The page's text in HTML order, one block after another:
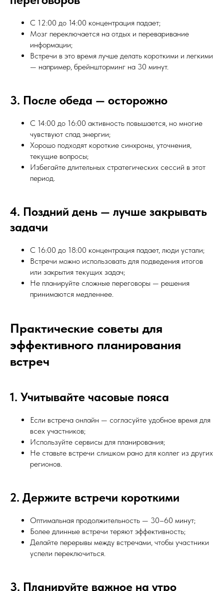
С 12:00 до 14:00 концентрация падает;
Мозг переключается на отдых и переваривание
информации;
Встречи в это время лучше делать короткими и легкими
— например, брейншторминг на 30 минут.
3. После обеда — осторожно
С 14:00 до 16:00 активность повышается, но многие
чувствуют спад энергии;
Хорошо подходят короткие синхроны, уточнения,
текущие вопросы;
Избегайте длительных стратегических сессий в этот
период.
4. Поздний день — лучше закрывать
задачи
С 16:00 до 18:00 концентрация падает, люди устали;
Встречи можно использовать для подведения итогов
или закрытия текущих задач;
Не планируйте сложные переговоры — решения
принимаются медленнее.
Практические советы для
эффективного планирования
встреч
1. Учитывайте часовые пояса
Если встреча онлайн — согласуйте удобное время для
всех участников;
Используйте сервисы для планирования;
Не ставьте встречи слишком рано для коллег из других
регионов.
2. Держите встречи короткими
Оптимальная продолжительность — 30–60 минут;
Более длинные встречи теряют эффективность;
Делайте перерывы между встречами, чтобы участники
успели переключиться.
3. Планируйте важное на утро